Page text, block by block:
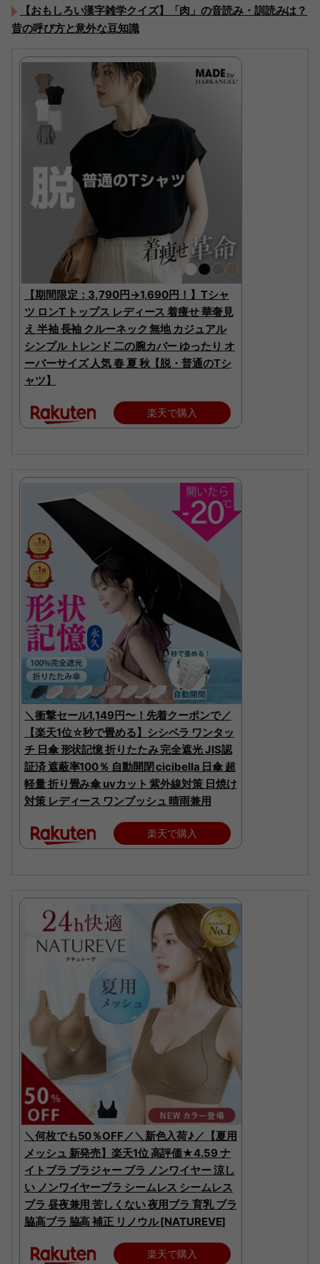
【おもしろい漢字雑学クイズ】「肉」の音読み・訓読みは？
昔の呼び方と意外な豆知識
【期間限定：3,790円→1,690円！】Tシャ
ツ ロンT トップス レディース 着痩せ 華奢見
え 半袖 長袖 クルーネック 無地 カジュアル
シンプル トレンド 二の腕カバー ゆったり オ
ーバーサイズ 人気 春 夏 秋【脱・普通のTシ
ャツ】
楽天で購入
＼衝撃セール1,149円〜！先着クーポンで／
【楽天1位☆秒で畳める】シシベラ ワンタッ
チ 日傘 形状記憶 折りたたみ 完全遮光 JIS認
証済 遮蔽率100％ 自動開閉 cicibella 日傘 超
軽量 折り畳み傘 uvカット 紫外線対策 日焼け
対策 レディース ワンプッシュ 晴雨兼用
楽天で購入
＼何枚でも50％OFF／＼新色入荷♪／【夏用
メッシュ 新発売】楽天1位 高評価★4.59 ナ
イトブラ ブラジャー ブラ ノンワイヤー 涼し
い ノンワイヤーブラ シームレス シームレス
ブラ 昼夜兼用 苦しくない 夜用ブラ 育乳 ブラ
脇高ブラ 脇高 補正 リノウル [NATUREVE]
楽天で購入